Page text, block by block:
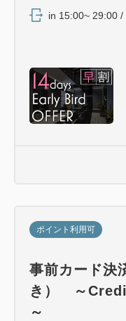
in 15:00~ 29:00
ポイント利用可
事前カード決
き） ～
～